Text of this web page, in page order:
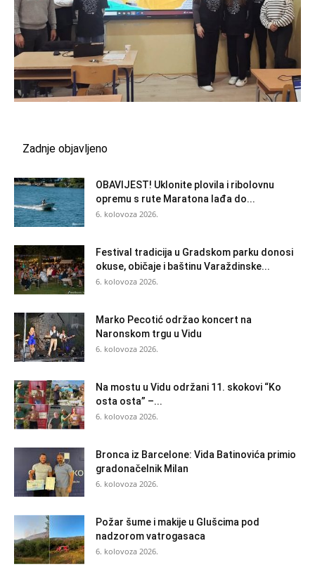
Zadnje objavljeno
OBAVIJEST! Uklonite plovila i ribolovnu
opremu s rute Maratona lađa do...
6. kolovoza 2026.
Festival tradicija u Gradskom parku donosi
okuse, običaje i baštinu Varaždinske...
6. kolovoza 2026.
Marko Pecotić održao koncert na
Naronskom trgu u Vidu
6. kolovoza 2026.
Na mostu u Vidu održani 11. skokovi “Ko
osta osta” –...
6. kolovoza 2026.
Bronca iz Barcelone: Vida Batinovića primio
gradonačelnik Milan
6. kolovoza 2026.
Požar šume i makije u Glušcima pod
nadzorom vatrogasaca
6. kolovoza 2026.